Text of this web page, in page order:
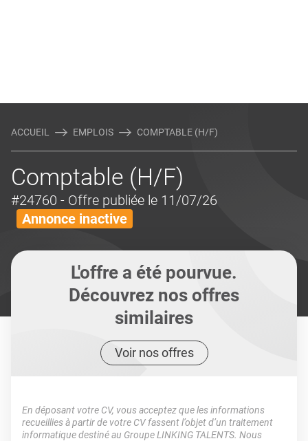
ACCUEIL EMPLOIS COMPTABLE (H/F)
Comptable (H/F)
#24760 - Offre publiée le 11/07/26
Annonce inactive
L'offre a été pourvue.
Découvrez nos offres
similaires
Voir nos offres
En déposant votre CV, vous acceptez que les informations
recueillies à partir de votre CV fassent l’objet d’un traitement
informatique destiné au Groupe LINKING TALENTS. Nous